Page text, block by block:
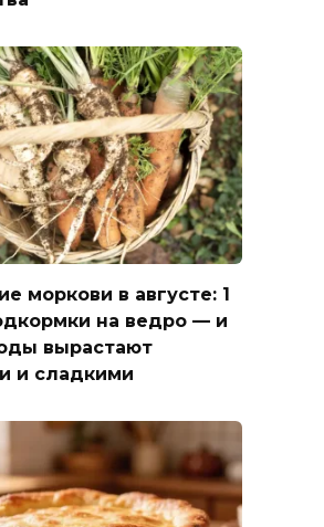
моркови в августе: 1
на ведро — и
вырастают
и сладкими